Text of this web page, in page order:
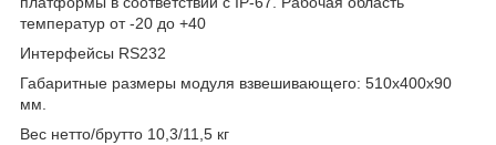
температур от -20 до +40
Интерфейсы RS232
Габаритные размеры модуля взвешивающего: 510x400х90
мм.
Вес нетто/брутто 10,3/11,5 кг